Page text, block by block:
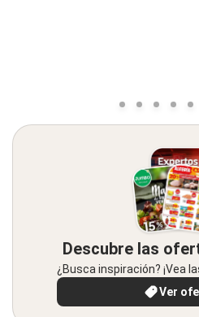
Descubre las
¿Busca inspiración? ¡Vea
Ver